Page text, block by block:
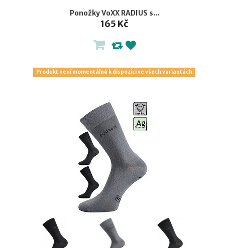
Ponožky VoXX RADIUS s...
165 Kč
Produkt není momentálně k dispozici ve všech variantách